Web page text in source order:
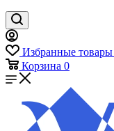
Избранные товары
Корзина 0